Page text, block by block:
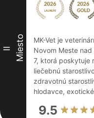
II Miesto
MK-Vet je
Novom Meste nad
7, ktorá poskytuje
liečebnú
zdravotnú
hlodavce,
9.5